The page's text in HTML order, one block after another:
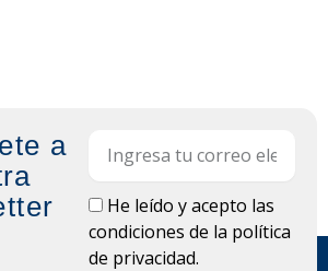
a
LOPDHe leído y acepto las
condiciones de la política
de privacidad.